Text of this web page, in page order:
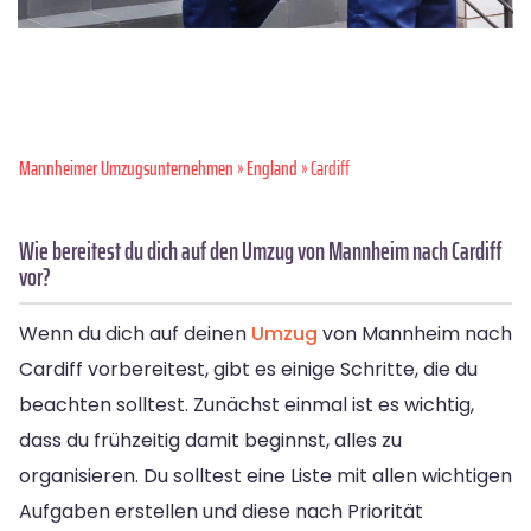
Mannheimer Umzugsunternehmen»England» Cardiff
Wie bereitest du dich auf den Umzug von Mannheim nach Cardiff
vor?
Wenn du dich auf deinen Umzug von Mannheim nach
Cardiff vorbereitest, gibt es einige Schritte, die du
beachten solltest. Zunächst einmal ist es wichtig,
dass du frühzeitig damit beginnst, alles zu
organisieren. Du solltest eine Liste mit allen wichtigen
Aufgaben erstellen und diese nach Priorität